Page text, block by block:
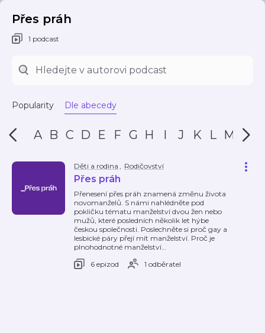
Přes práh
1 podcast
Popularity Dle abecedy
A B C D E F G H I J K L M N
Děti a rodina , Rodičovství
Přes práh
Přenesení přes práh znamená změnu života
novomanželů. S námi nahlédněte pod
pokličku tématu manželství dvou žen nebo
mužů, které posledních několik let hýbe
českou společnosti. Poslechněte si proč gay a
lesbické páry přejí mít manželství. Proč je
plnohodnotné manželství…
6 epizod
1 odběratel